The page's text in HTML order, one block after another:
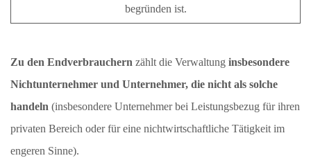
begründen ist.
Zu den Endverbrauchern zählt die Verwaltung insbesondere
Nichtunternehmer und Unternehmer, die nicht als solche
handeln (insbesondere Unternehmer bei Leistungsbezug für ihren
privaten Bereich oder für eine nichtwirtschaftliche Tätigkeit im
engeren Sinne).